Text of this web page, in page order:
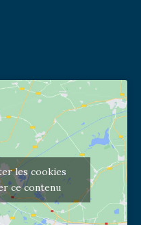
les cookies
ce contenu